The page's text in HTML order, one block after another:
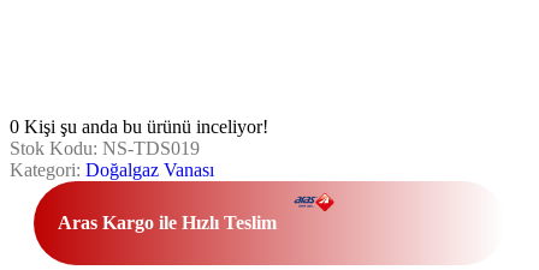
0 Kişi şu anda bu ürünü inceliyor!
Stok Kodu: NS-TDS019
Kategori: Doğalgaz Vanası
Aras Kargo ile Hızlı Teslim